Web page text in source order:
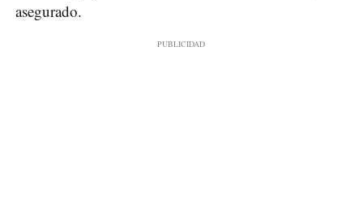
asegurado.